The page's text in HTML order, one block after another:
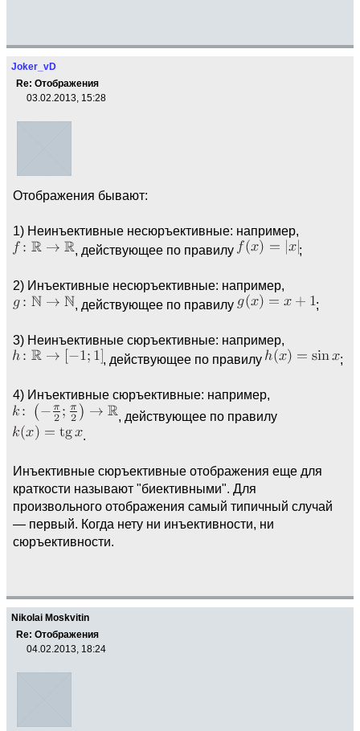
Joker_vD
Re: Отображения
03.02.2013, 15:28
Отображения бывают:
1) Неинъективные несюръективные: например,
, действующее по правилу
;
2) Инъективные несюръективные: например,
, действующее по правилу
;
3) Неинъективные сюръективные: например,
, действующее по правилу
;
4) Инъективные сюръективные: например,
, действующее по правилу
.
Инъективные сюръективные отображения еще для
краткости называют "биективными". Для
произвольного отображения самый типичный случай
— первый. Когда нету ни инъективности, ни
сюръективности.
Nikolai Moskvitin
Re: Отображения
04.02.2013, 18:24